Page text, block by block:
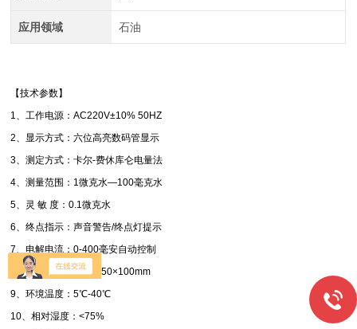
应用领域 石油
【技术参数】
1、工作电源：AC220V±10% 50HZ
2、显示方式：六位高亮数码管显示
3、测定方式：卡尔-费休库仑电量法
4、测量范围：1微克水—100毫克水
5、灵 敏 度：0.1微克水
6、终点指示：声音警告/终点灯提示
7、电解电流：0-400毫安自动控制
8、外形尺寸：300×250×100mm
9、环境温度：5℃-40℃
10、相对湿度：<75%